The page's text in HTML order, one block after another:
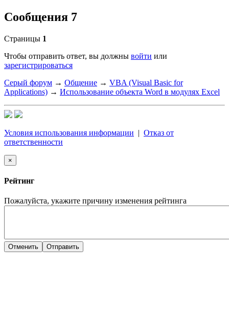
Сообщения 7
Страницы 1
Чтобы отправить ответ, вы должны войти или
зарегистрироваться
Серый форум → Общение → VBA (Visual Basic for
Applications) → Использование объекта Word в модулях Excel
Условия использования информации | Отказ от
ответственности
×
Рейтинг
Пожалуйста, укажите причину изменения рейтинга
Отменить Отправить